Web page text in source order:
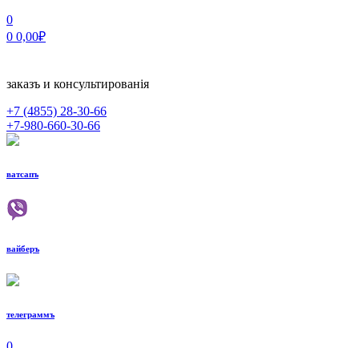
0
0 0,00₽
заказъ и консультированiя
+7 (4855) 28-30-66
+7-980-660-30-66
ватсапъ
вайберъ
телеграммъ
МЕНЮ